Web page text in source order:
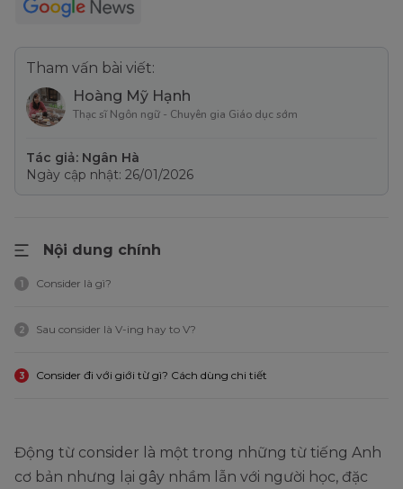
Tham vấn bài viết:
Hoàng Mỹ Hạnh
Thạc sĩ Ngôn ngữ - Chuyên gia Giáo dục sớm
Tác giả: Ngân Hà
Ngày cập nhật: 26/01/2026
Nội dung chính
1 Consider là gì?
2 Sau consider là V-ing hay to V?
3 Consider đi với giới từ gì? Cách dùng chi tiết
Động từ consider là một trong những từ tiếng Anh
cơ bản nhưng lại gây nhầm lẫn với người học, đặc